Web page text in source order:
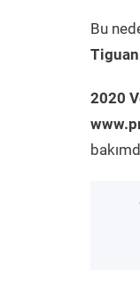
Bu
2020